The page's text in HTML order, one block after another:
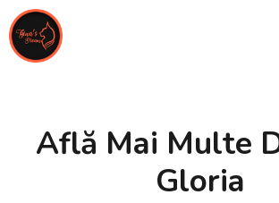
Află Mai Multe
Gloria